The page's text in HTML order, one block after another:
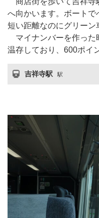
へ向かいます。ボートで
短い距離なのにグリーン
マイナンバーを作った
温存しており、600ポイ
吉祥寺駅 駅